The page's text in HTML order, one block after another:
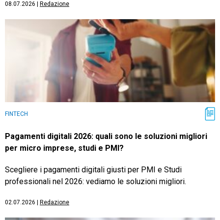
08.07.2026 Redazione
FINTECH
Pagamenti digitali 2026: quali sono le soluzioni migliori
per micro imprese, studi e PMI?
Scegliere i pagamenti digitali giusti per PMI e Studi
professionali nel 2026: vediamo le soluzioni migliori.
02.07.2026 Redazione